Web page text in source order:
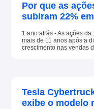
Por que as
subiram 22%
1 ano atrás - As ações
mais de 11 anos após a
crescimento nas vendas
Tesla
exibe o modelo